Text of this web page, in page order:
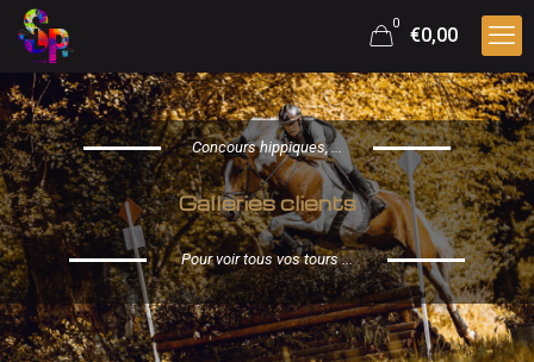
0
€0,00
Concours hippiques, ...
Galleries clients
Pour voir tous vos tours ...